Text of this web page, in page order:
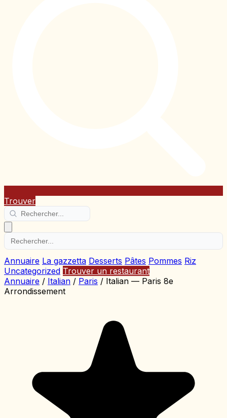
Trouver
Annuaire La gazzetta Desserts Pâtes Pommes Riz
Uncategorized Trouver un restaurant
Annuaire / Italian / Paris / Italian — Paris 8e
Arrondissement